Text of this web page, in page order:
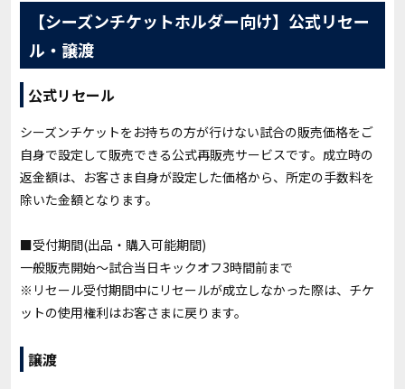
【シーズンチケットホルダー向け】公式リセー
ル・譲渡
公式リセール
シーズンチケットをお持ちの方が行けない試合の販売価格をご
自身で設定して販売できる公式再販売サービスです。成立時の
返金額は、お客さま自身が設定した価格から、所定の手数料を
除いた金額となります。
■受付期間(出品・購入可能期間)
一般販売開始～試合当日キックオフ3時間前まで
※リセール受付期間中にリセールが成立しなかった際は、チケ
ットの使用権利はお客さまに戻ります。
譲渡